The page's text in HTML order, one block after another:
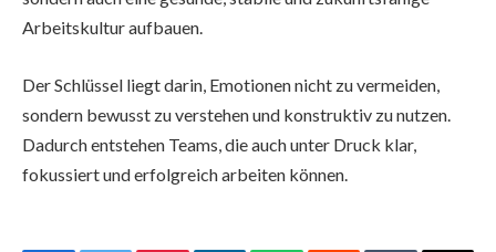
Arbeitskultur aufbauen.
Der Schlüssel liegt darin, Emotionen nicht zu vermeiden,
sondern bewusst zu verstehen und konstruktiv zu nutzen.
Dadurch entstehen Teams, die auch unter Druck klar,
fokussiert und erfolgreich arbeiten können.